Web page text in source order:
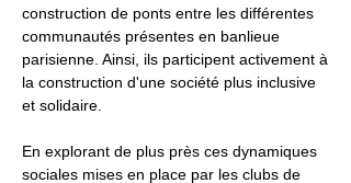
construction de ponts entre les différentes
communautés présentes en banlieue
parisienne. Ainsi, ils participent activement à
la construction d'une société plus inclusive
et solidaire.
En explorant de plus près ces dynamiques
sociales mises en place par les clubs de